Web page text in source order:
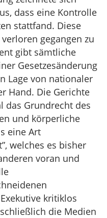
dass eine Kontrolle
stattfand. Diese
gegangen zu
gibt sämtliche
Gesetzesänderung
Lage von nationaler
Hand. Die Gerichte
das Grundrecht des
und körperliche
eine Art
welches es bisher
voran und
kritiklos
die Medien